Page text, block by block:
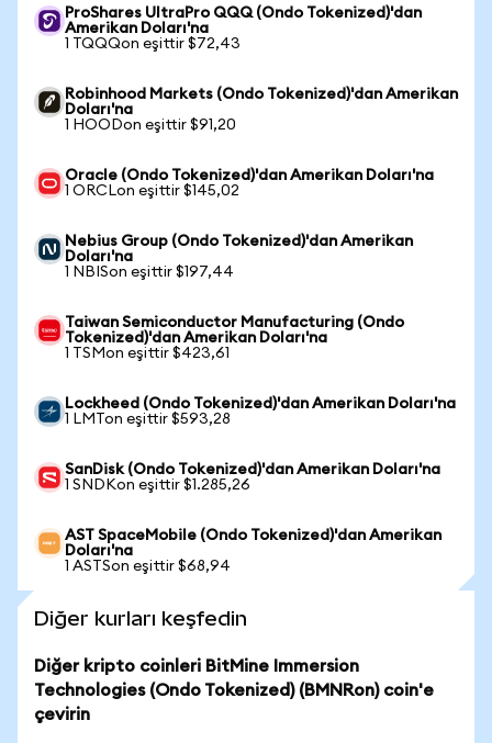
ProShares UltraPro QQQ (Ondo Tokenized)'dan
Amerikan Doları'na
1 TQQQon eşittir $72,43
Robinhood Markets (Ondo Tokenized)'dan Amerikan
Doları'na
1 HOODon eşittir $91,20
Oracle (Ondo Tokenized)'dan Amerikan Doları'na
1 ORCLon eşittir $145,02
Nebius Group (Ondo Tokenized)'dan Amerikan
Doları'na
1 NBISon eşittir $197,44
Taiwan Semiconductor Manufacturing (Ondo
Tokenized)'dan Amerikan Doları'na
1 TSMon eşittir $423,61
Lockheed (Ondo Tokenized)'dan Amerikan Doları'na
1 LMTon eşittir $593,28
SanDisk (Ondo Tokenized)'dan Amerikan Doları'na
1 SNDKon eşittir $1.285,26
AST SpaceMobile (Ondo Tokenized)'dan Amerikan
Doları'na
1 ASTSon eşittir $68,94
Diğer kurları keşfedin
Diğer kripto coinleri BitMine Immersion
Technologies (Ondo Tokenized) (BMNRon) coin'e
çevirin